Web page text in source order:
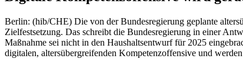
Berlin: (hib/CHE) Die von der Bundesregierung geplante
Zielfestsetzung. Das schreibt die Bundesregierung in einer
Maßnahme sei nicht in den Haushaltsentwurf für 2025
digitalen, altersübergreifenden Kompetenzoffensive und